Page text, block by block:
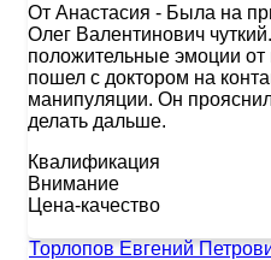
От Анастасия - Была на
Олег Валентинович
положительные эмоции
пошел с доктором на
манипуляции. Он
делать дальше.
Квалификация
Внимание
Цена-качество
Торлопов Евгений